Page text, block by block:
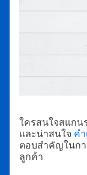
ใครสนใจสแกน
และน่าสนใจ ค
ตอบสำคัญในก
ลูกค้า